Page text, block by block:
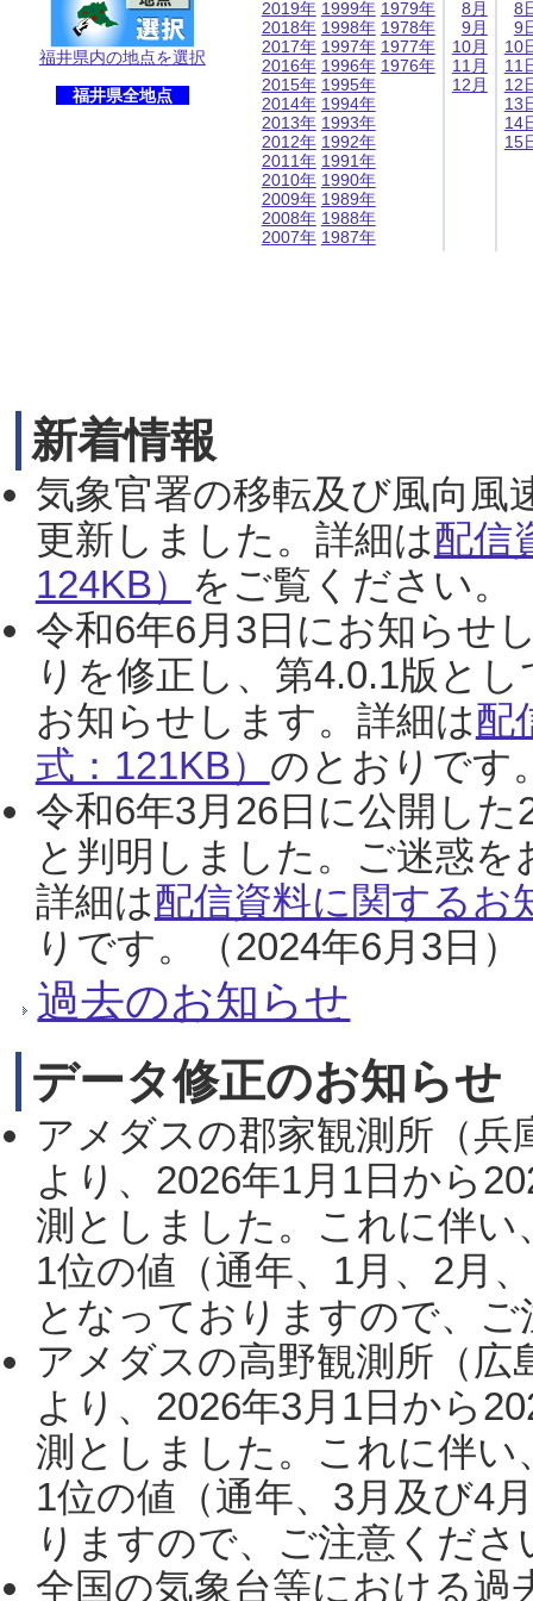
福井県内の地点を選択
福井県全地点
2019年
2018年
2017年
2016年
2015年
2014年
2013年
2012年
2011年
2010年
2009年
2008年
2007年
1999年
1998年
1997年
1996年
1995年
1994年
1993年
1992年
1991年
1990年
1989年
1988年
1987年
1979年
1978年
1977年
1976年
8月
9月
10月
11月
12月
8
9
10
11
12
13
14
15
新着情報
気象官署の移転及び風向風
更新しました。詳細は配信
124KB） をご覧ください。
令和6年6月3日にお知らせ
りを修正し、第4.0.1版と
お知らせします。詳細は配
式：121KB） のとおりです
令和6年3月26日に公開し
と判明しました。ご迷惑
詳細は配信資料に関するお
りです。（2024年6月3日）
過去のお知らせ
データ修正のお知らせ
アメダスの郡家観測所（
より、2026年1月1日から
測としました。これに伴い
1位の値（通年、1月、2月
となっておりますので、
アメダスの高野観測所（
より、2026年3月1日から
測としました。これに伴い
1位の値（通年、3月及び4
りますので、ご注意くだ
全国の気象台等における過